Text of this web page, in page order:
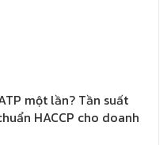
một lần? Tần suất
HACCP cho doanh